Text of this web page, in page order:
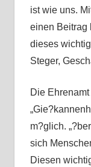
ist wie uns.
einen Beitrag
dieses
Steger,
Die
m?glich.
sich
Diesen